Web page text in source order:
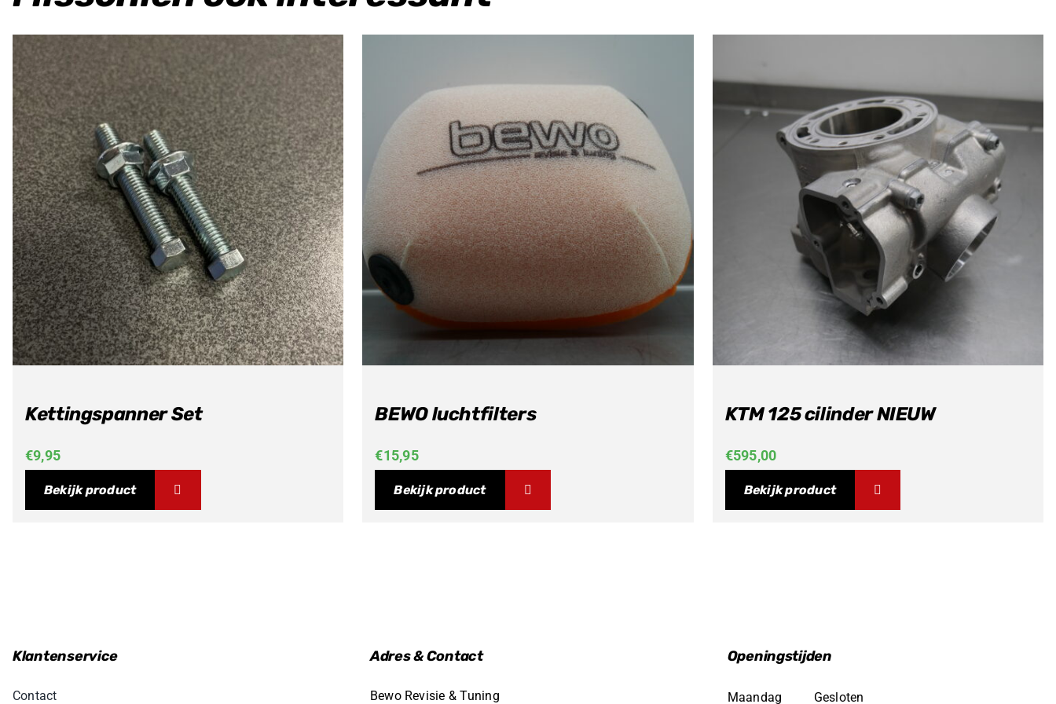
Kettingspanner Set
€9,95
Bekijk product
BEWO luchtfilters
€15,95
Bekijk product
KTM 125 cilinder NIEUW
€595,00
Bekijk product
Klantenservice
Contact
Adres & Contact
Bewo Revisie & Tuning
Openingstijden
Maandag Gesloten